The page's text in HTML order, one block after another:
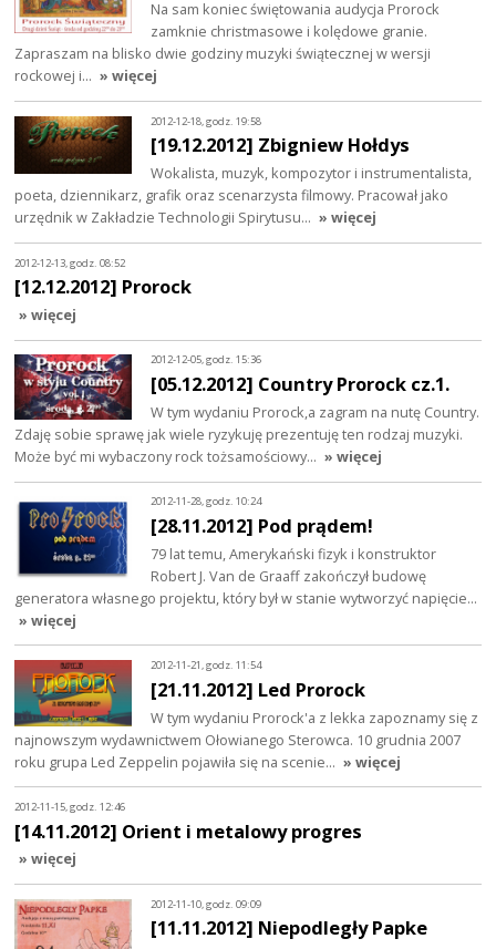
Na sam koniec świętowania audycja Prorock
zamknie christmasowe i kolędowe granie.
Zapraszam na blisko dwie godziny muzyki świątecznej w wersji
rockowej i… » więcej
2012-12-18, godz. 19:58
[19.12.2012] Zbigniew Hołdys
Wokalista, muzyk, kompozytor i instrumentalista,
poeta, dziennikarz, grafik oraz scenarzysta filmowy. Pracował jako
urzędnik w Zakładzie Technologii Spirytusu… » więcej
2012-12-13, godz. 08:52
[12.12.2012] Prorock
» więcej
2012-12-05, godz. 15:36
[05.12.2012] Country Prorock cz.1.
W tym wydaniu Prorock,a zagram na nutę Country.
Zdaję sobie sprawę jak wiele ryzykuję prezentuję ten rodzaj muzyki.
Może być mi wybaczony rock tożsamościowy… » więcej
2012-11-28, godz. 10:24
[28.11.2012] Pod prądem!
79 lat temu, Amerykański fizyk i konstruktor
Robert J. Van de Graaff zakończył budowę
generatora własnego projektu, który był w stanie wytworzyć napięcie…
» więcej
2012-11-21, godz. 11:54
[21.11.2012] Led Prorock
W tym wydaniu Prorock'a z lekka zapoznamy się z
najnowszym wydawnictwem Ołowianego Sterowca. 10 grudnia 2007
roku grupa Led Zeppelin pojawiła się na scenie… » więcej
2012-11-15, godz. 12:46
[14.11.2012] Orient i metalowy progres
» więcej
2012-11-10, godz. 09:09
[11.11.2012] Niepodległy Papke